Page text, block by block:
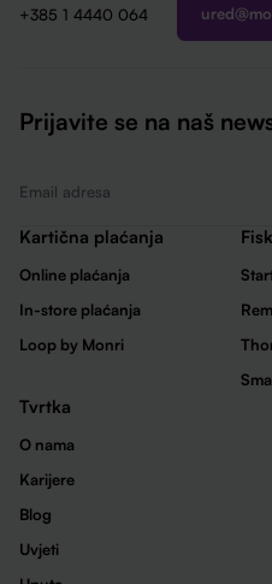
+385 1 4440 064
Prijavite se na naš
Kartična plaćanja
Online plaćanja
In-store plaćanja
Loop by Monri
Tvrtka
O nama
Karijere
Blog
Uvjeti